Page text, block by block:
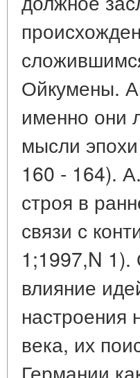
Ойкумены.
именно они
мысли
160 - 164).
строя в
связи с
1;1997,N
влияние
настроения
века, их
Германии